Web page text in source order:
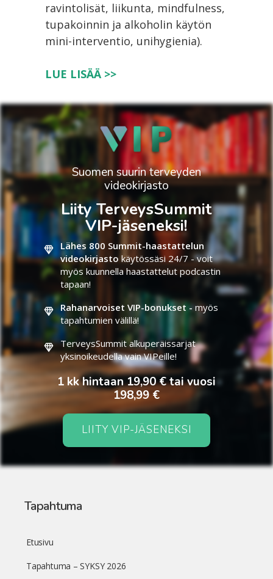
ravintolisät, liikunta, mindfulness,
tupakoinnin ja alkoholin käytön
mini-interventio, unihygienia).
LUE LISÄÄ >>
Suomen suurin terveyden
videokirjasto
Liity TerveysSummit
VIP-jäseneksi!
Lähes 800 Summit-haastattelun
videokirjasto käytössäsi 24/7 - voit
myös kuunnella haastattelut podcastin
tapaan!
Rahanarvoiset VIP-bonukset -myös
tapahtumien välillä!
TerveysSummit alkuperäissarjat
yksinoikeudella vain VIPeille!
1 kk hintaan 19,90 € tai vuosi
198,99 €
LIITY VIP-JÄSENEKSI
Tapahtuma
Etusivu
Tapahtuma – SYKSY 2026